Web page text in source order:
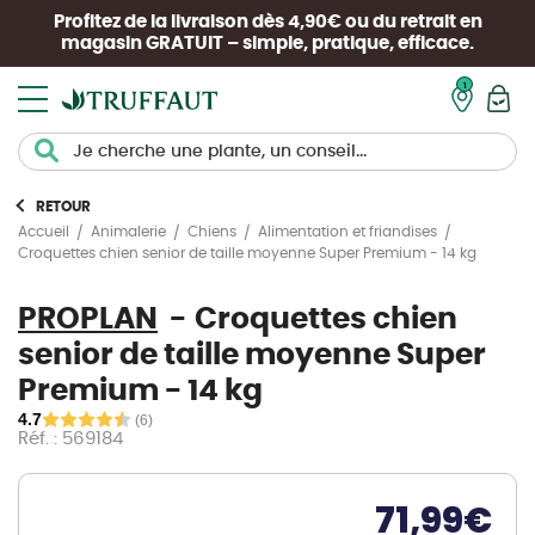
Profitez de la livraison dès 4,90€ ou du retrait en
magasin GRATUIT – simple, pratique, efficace.
RETOUR
Accueil
Animalerie Chiens
Alimentation et friandises
Croquettes chien senior de taille moyenne Super Premium - 14 kg
PROPLAN
Croquettes chien
senior de taille moyenne Super
Premium - 14 kg
4.7 (6)
Réf. : 569184
71,99€